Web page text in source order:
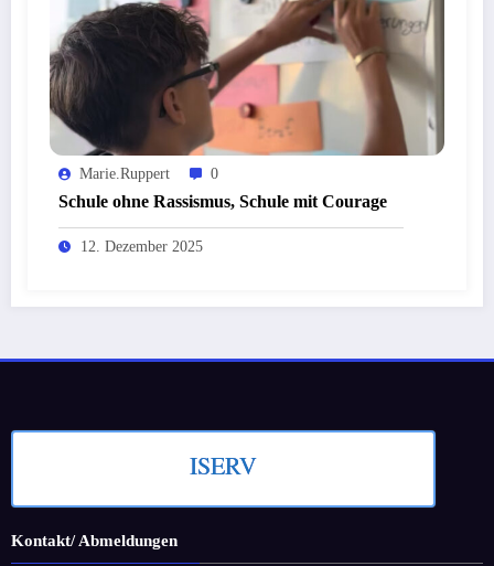
Marie.ruppert 0
Schule ohne Rassismus, Schule mit Courage
12. Dezember 2025
ISERV
Kontakt/ Abmeldungen